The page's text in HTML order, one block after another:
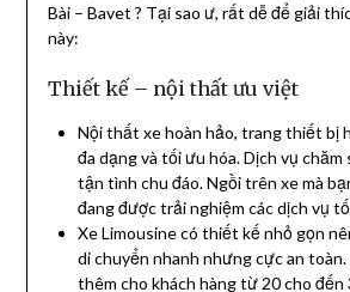
Bài – Bavet ? Tại sao ư, rất dễ để giải
này:
Thiết kế – nội thất ưu việt
Nội thất xe hoàn hảo, trang thiết bị
đa dạng và tối ưu hóa. Dịch vụ chăm
tận tình chu đáo. Ngồi trên xe mà
đang được trải nghiệm các dịch vụ
Xe Limousine có thiết kế nhỏ gọn
di chuyển nhanh nhưng cực an
thêm cho khách hàng từ 20 cho